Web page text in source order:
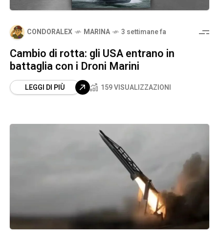
CONDORALEX MARINA 3 settimane fa
Cambio di rotta: gli USA entrano in
battaglia con i Droni Marini
LEGGI DI PIÙ 159 VISUALIZZAZIONI